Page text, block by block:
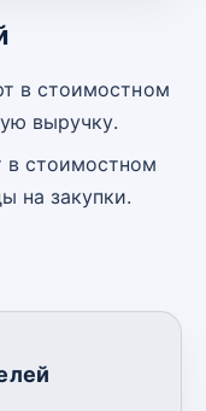
в стоимостном
выручку.
стоимостном
на закупки.